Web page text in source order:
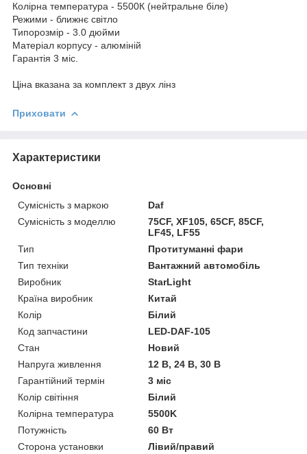
Колірна температура - 5500К (нейтральне біле)
Режими - ближнє світло
Типорозмір - 3.0 дюйми
Матеріал корпусу - алюміній
Гарантія 3 міс.
Ціна вказана за комплект з двух лінз
Приховати
Характеристики
Основні
Сумісність з маркою
Daf
Сумісність з моделлю
75CF, XF105, 65CF, 85CF,
LF45, LF55
Тип
Протитуманні фари
Тип техніки
Вантажний автомобіль
Виробник
StarLight
Країна виробник
Китай
Колір
Білий
Код запчастини
LED-DAF-105
Стан
Новий
Напруга живлення
12 В, 24 В, 30 В
Гарантійний термін
3 міс
Колір світіння
Білий
Колірна температура
5500K
Потужність
60 Вт
Сторона установки
Лівий/правий